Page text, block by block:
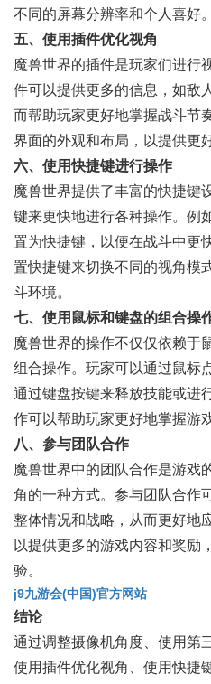
不同的屏幕分辨率和个人喜好。
五、使用插件优化视角
魔兽世界的插件是玩家们进行
件可以提供更多的信息，如敌
而帮助玩家更好地掌握战斗节
界面的外观和布局，以提供更
六、使用快捷键进行操作
魔兽世界提供了丰富的快捷键
键来更快地进行各种操作。例
置为快捷键，以便在战斗中更
置快捷键来切换不同的视角模
斗环境。
七、使用鼠标和键盘的组合操
魔兽世界的操作不仅仅依赖于
组合操作。玩家可以通过鼠标
通过键盘按键来释放技能或进
作可以帮助玩家更好地掌握游
八、参与团队合作
魔兽世界中的团队合作是游戏
角的一种方式。参与团队合作
整体情况和战略，从而更好地
以提供更多的游戏内容和奖励
验。
j9九游会(中国)官方网站
结论
通过调整摄像机角度、使用第
使用插件优化视角、使用快捷